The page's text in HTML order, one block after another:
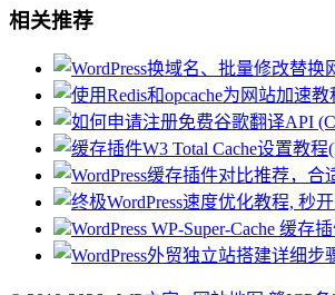
相关推荐
WordPress WP-Super-Cache 缓存